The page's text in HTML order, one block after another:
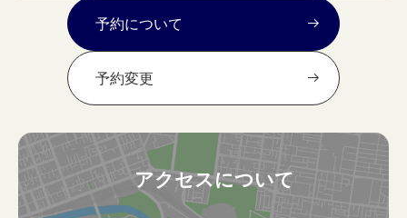
予約について
予約変更
アクセスについて